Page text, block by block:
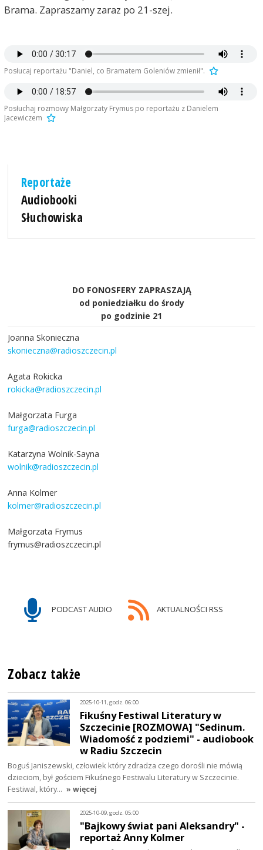
Brama. Zapraszamy zaraz po 21-szej.
Posłucaj reportażu "Daniel, co Bramatem Goleniów zmienił".
Posłuchaj rozmowy Małgorzaty Frymus po reportażu z Danielem
Jacewiczem
Reportaże
Audiobooki
Słuchowiska
DO FONOSFERY ZAPRASZAJĄ
od poniedziałku do środy
po godzinie 21
Joanna Skonieczna
skonieczna@radioszczecin.pl
Agata Rokicka
rokicka@radioszczecin.pl
Małgorzata Furga
furga@radioszczecin.pl
Katarzyna Wolnik-Sayna
wolnik@radioszczecin.pl
Anna Kolmer
kolmer@radioszczecin.pl
Małgorzata Frymus
frymus@radioszczecin.pl
PODCAST AUDIO AKTUALNOŚCI RSS
Zobacz także
2025-10-11, godz. 06:00
Fikuśny Festiwal Literatury w
Szczecinie [ROZMOWA] "Sedinum.
Wiadomość z podziemi" - audiobook
w Radiu Szczecin
Boguś Janiszewski, człowiek który zdradza czego dorośli nie mówią
dzieciom, był gościem Fikuśnego Festiwalu Literatury w Szczecinie.
Festiwal, który… » więcej
2025-10-09, godz. 05:00
"Bajkowy świat pani Aleksandry" -
reportaż Anny Kolmer